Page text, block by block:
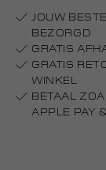
JOUW
BEZORGD
GRATIS
GRATIS
WINKEL
BETAAL
APPLE PAY